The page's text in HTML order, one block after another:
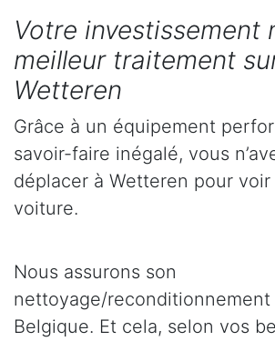
Votre investissement
meilleur traitement
Wetteren
Grâce à un équipement
savoir-faire inégalé, vous
déplacer à Wetteren pour
voiture.
Nous assurons son
nettoyage/reconditionnement
Belgique. Et cela, selon vos